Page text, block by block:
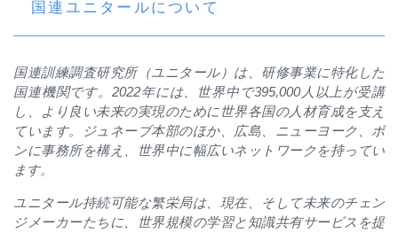
国連ユニタールについて
国連訓練調査研究所（ユニタール）は、研修事業に特化した
国連機関です。2022年には、世界中で395,000人以上が受講
し、より良い未来の実現のために世界各国の人材育成を支え
ています。ジュネーブ本部のほか、広島、ニューヨーク、ボ
ンに事務所を構え、世界中に幅広いネットワークを持ってい
ます。
ユニタール持続可能な繁栄局は、現在、そして未来のチェン
ジメーカーたちに、世界規模の学習と知識共有サービスを提